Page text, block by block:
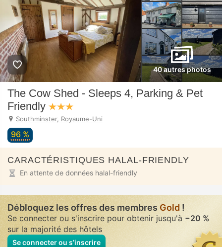
40 autres photos
The Cow Shed - Sleeps 4, Parking & Pet
Friendly
Southminster, Royaume-Uni
96 %
CARACTÉRISTIQUES HALAL-FRIENDLY
En attente de données halal-friendly
Débloquez les offres des membres Gold !
Se connecter ou s'inscrire pour obtenir jusqu'à −20 %
sur la majorité des hôtels
Se connecter ou s’inscrire